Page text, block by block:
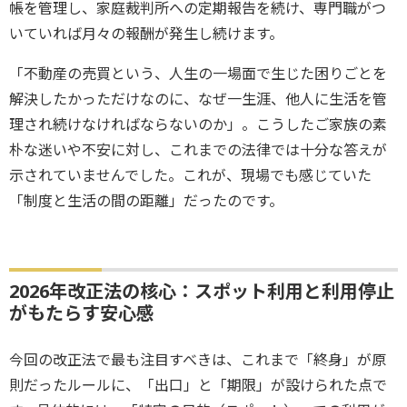
帳を管理し、家庭裁判所への定期報告を続け、専門職がつ
いていれば月々の報酬が発生し続けます。
「不動産の売買という、人生の一場面で生じた困りごとを
解決したかっただけなのに、なぜ一生涯、他人に生活を管
理され続けなければならないのか」。こうしたご家族の素
朴な迷いや不安に対し、これまでの法律では十分な答えが
示されていませんでした。これが、現場でも感じていた
「制度と生活の間の距離」だったのです。
2026年改正法の核心：スポット利用と利用停止
がもたらす安心感
今回の改正法で最も注目すべきは、これまで「終身」が原
則だったルールに、「出口」と「期限」が設けられた点で